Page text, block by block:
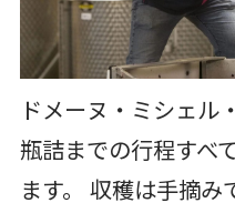
ドメーヌ・ミシェル
瓶詰までの行程すべ
ます。 収穫は手摘